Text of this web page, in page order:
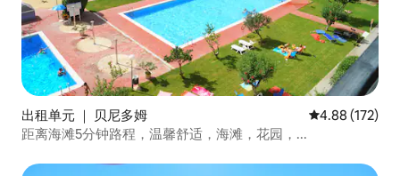
出租单元 ｜ 贝尼多姆 平均评分 4.88
4.88 (172)
距离海滩5分钟路程，温馨舒适，海滩，花园，...